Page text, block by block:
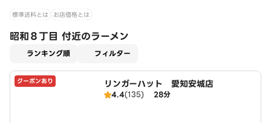
標準送料とは お店価格とは
昭和８丁目 付近のラーメン
ランキング順 フィルター
クーポンあり リンガーハット 愛知安城店
4.4(135) 28分